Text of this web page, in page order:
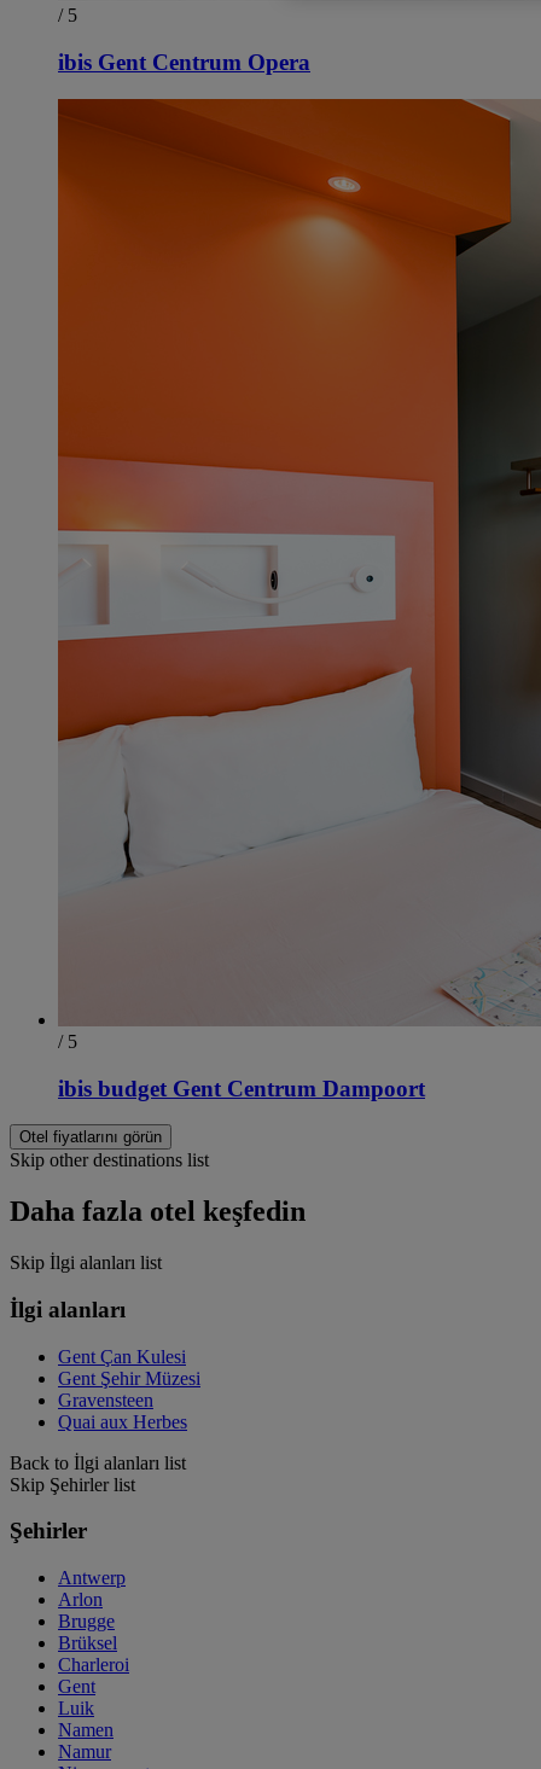
/ 5
ibis Gent Centrum Opera
/ 5
ibis budget Gent Centrum Dampoort
Otel fiyatlarını görün
Skip other destinations list
Daha fazla otel keşfedin
Skip İlgi alanları list
İlgi alanları
Gent Çan Kulesi
Gent Şehir Müzesi
Gravensteen
Quai aux Herbes
Back to İlgi alanları list
Skip Şehirler list
Şehirler
Antwerp
Arlon
Brugge
Brüksel
Charleroi
Gent
Luik
Namen
Namur